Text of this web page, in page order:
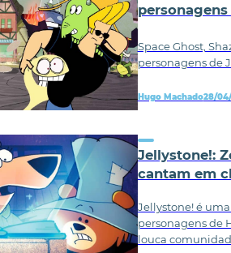
Space Ghost,
personagens de
Hugo Machado28/
Jellystone!:
cantam em
Jellystone! é
personagens de
louca